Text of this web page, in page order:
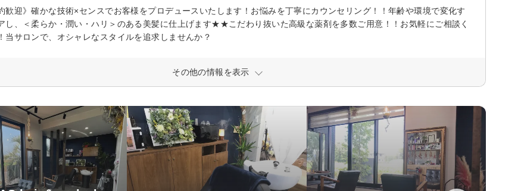
歓迎》確かな技術×センスでお客様をプロデュースいたします！お悩みを丁寧にカウンセリング！！年齢や環境で変化す
し、＜柔らか・潤い・ハリ＞のある美髪に仕上げます★★こだわり抜いた高級な薬剤を多数ご用意！！お気軽にご相談く
当サロンで、オシャレなスタイルを追求しませんか？
その他の情報を表示